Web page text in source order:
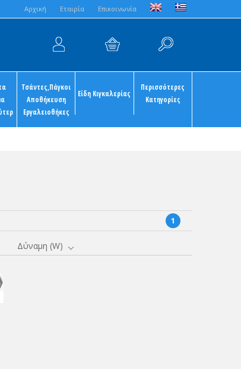
Aρχική Εταιρία Επικοινωνία
Τσάντες,Πάγκοι
Αποθήκευση
Εργαλειοθήκες
Είδη Κιγκαλερίας
Περισσότερες
Κατηγορίες
1
Δύναμη (W)